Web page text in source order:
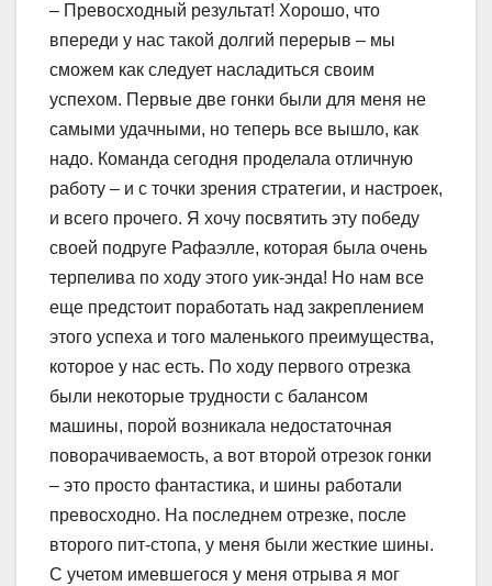
– Превосходный результат! Хорошо, что
впереди у нас такой долгий перерыв – мы
сможем как следует насладиться своим
успехом. Первые две гонки были для меня не
самыми удачными, но теперь все вышло, как
надо. Команда сегодня проделала отличную
работу – и с точки зрения стратегии, и настроек,
и всего прочего. Я хочу посвятить эту победу
своей подруге Рафаэлле, которая была очень
терпелива по ходу этого уик-энда! Но нам все
еще предстоит поработать над закреплением
этого успеха и того маленького преимущества,
которое у нас есть. По ходу первого отрезка
были некоторые трудности с балансом
машины, порой возникала недостаточная
поворачиваемость, а вот второй отрезок гонки
– это просто фантастика, и шины работали
превосходно. На последнем отрезке, после
второго пит-стопа, у меня были жесткие шины.
С учетом имевшегося у меня отрыва я мог